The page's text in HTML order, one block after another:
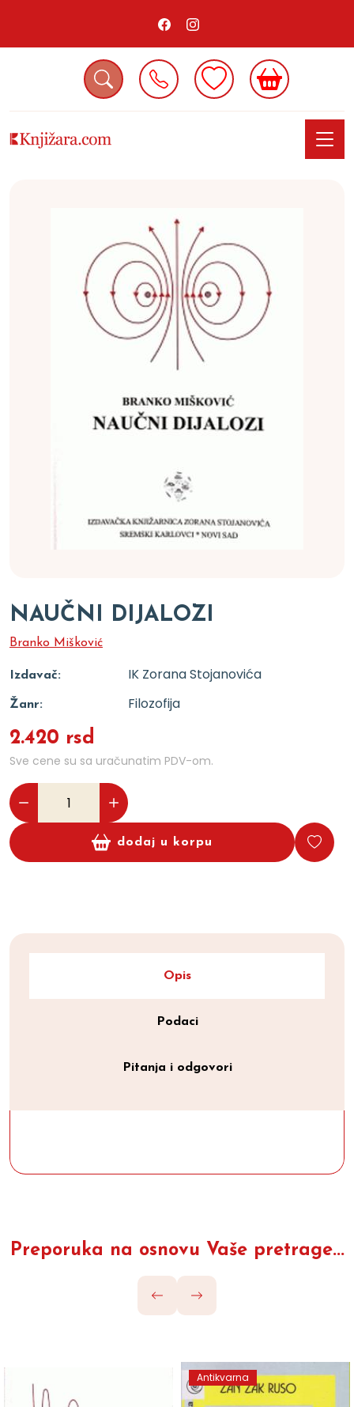
NAUČNI DIJALOZI
Branko Mišković
Izdavač: IK Zorana Stojanovića
Žanr: Filozofija
2.420 rsd
Sve cene su sa uračunatim PDV-om.
dodaj u korpu
Opis
Podaci
Pitanja i odgovori
Preporuka na osnovu Vaše pretrage...
Antikvarna